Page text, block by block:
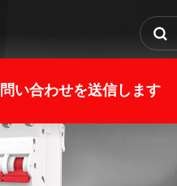
問い合わせを送信します